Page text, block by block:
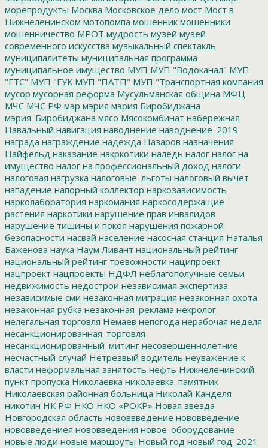
морепродукты Москва Московское дело мост Мост в
Нижнеленинском мотопомпа мошенник мошенники
мошенничество МРОТ мудрость музей музей
современного искусства музыкальный спектакль
муниципалитеты муниципальная программа
муниципальное имущество МУП МУП "Водоканал" МУП
"ГТС" МУП "ГУК МУП "ПАТП" МУП "Транспортная компания
мусор мусорная реформа Мусульманская община МФЦ
МЧС МЧС РФ мэр мэрия мэрия Биробиджана
мэрия_Биробиджана мясо Мясокомбинат набережная
Навальный навигация наводнение наводнение_2019
награда награждение надежда Назаров назначения
Найфельд наказание накркотики наледь налог налог на
имущество налог на профессиональный доход налоги
налоговая нагрузка налоговые_льготы налоговый вычет
нападение напорный коллектор наркозависимость
нарколаборатория наркомания наркосодержащие
растения наркотики нарушение прав инвалидов
нарушение тишины и покоя нарушения пожарной
безопасности насвай население насосная станция Наталья
Баженова наука Наум Ливант национальный рейтинг
национальный рейтинг тревожности наципроект
нацпроект нацпроекты НДФЛ неблагополучные семьи
недвижимость недострои независимая экспертиза
независимые сми незаконная миграция незаконная охота
незаконная рубка незаконная_реклама некролог
нелегальная торговля Немаев непогода нерабочая неделя
несанкционированная_торговля
несанкционированный_митинг несовершеннолетние
несчастный случай Нетрезвый водитель неуважение к
власти неформальная занятость нефть Нижнеленинский
пункт пропуска Николаевка николаевка_памятник
Николаевская районная больница Николай Канделя
никотин НК РФ НКО НКО «РОКР» Новая звезда
Новгородская область нововвведение нововведение
нововведениея нововведения новое_оборудование
новые люди новые маршруты Новый год новый год_2021